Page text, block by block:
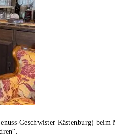
Geschwister Kästenburg)